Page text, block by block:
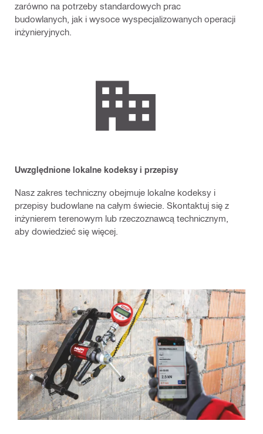
zarówno na potrzeby standardowych prac
budowlanych, jak i wysoce wyspecjalizowanych operacji
inżynieryjnych.
Uwzględnione lokalne kodeksy i przepisy
Nasz zakres techniczny obejmuje lokalne kodeksy i
przepisy budowlane na całym świecie. Skontaktuj się z
inżynierem terenowym lub rzeczoznawcą technicznym,
aby dowiedzieć się więcej.